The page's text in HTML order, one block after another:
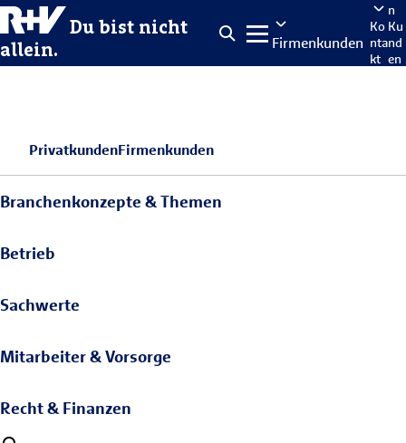
Du bist nicht
allein.
Firmenkunden
Ko
nta
kt
n
Ku
nd
en
PrivatkundenFirmenkunden
Branchenkonzepte & Themen
Betrieb
Sachwerte
Mitarbeiter & Vorsorge
Recht & Finanzen